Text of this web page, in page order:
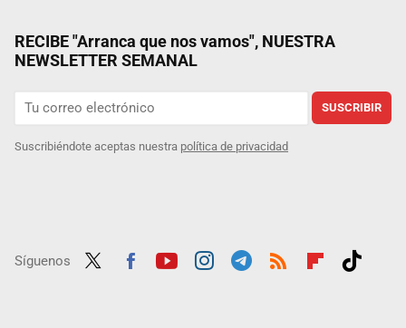
RECIBE "Arranca que nos vamos", NUESTRA
NEWSLETTER SEMANAL
SUSCRIBIR
Suscribiéndote aceptas nuestra política de privacidad
Síguenos